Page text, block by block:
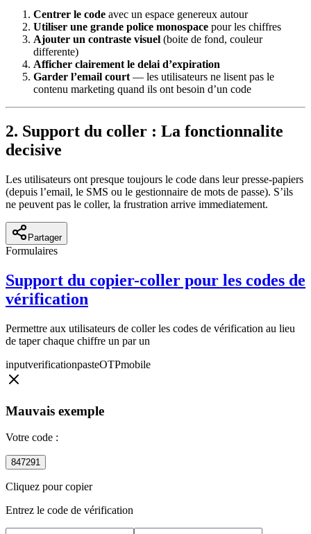
Centrer le code avec un espace genereux autour
Utiliser une grande police monospace pour les chiffres
Ajouter un contraste visuel (boite de fond, couleur
differente)
Afficher clairement le delai d’expiration
Garder l’email court — les utilisateurs ne lisent pas le
contenu marketing quand ils ont besoin d’un code
2. Support du coller : La fonctionnalite
decisive
Les utilisateurs ont presque toujours le code dans leur presse-papiers
(depuis l’email, le SMS ou le gestionnaire de mots de passe). S’ils
ne peuvent pas le coller, la frustration arrive immediatement.
Partager
Formulaires
Support du copier-coller pour les codes de
vérification
Permettre aux utilisateurs de coller les codes de vérification au lieu
de taper chaque chiffre un par un
inputverificationpasteOTPmobile
Mauvais exemple
Votre code :
847291
Cliquez pour copier
Entrez le code de vérification